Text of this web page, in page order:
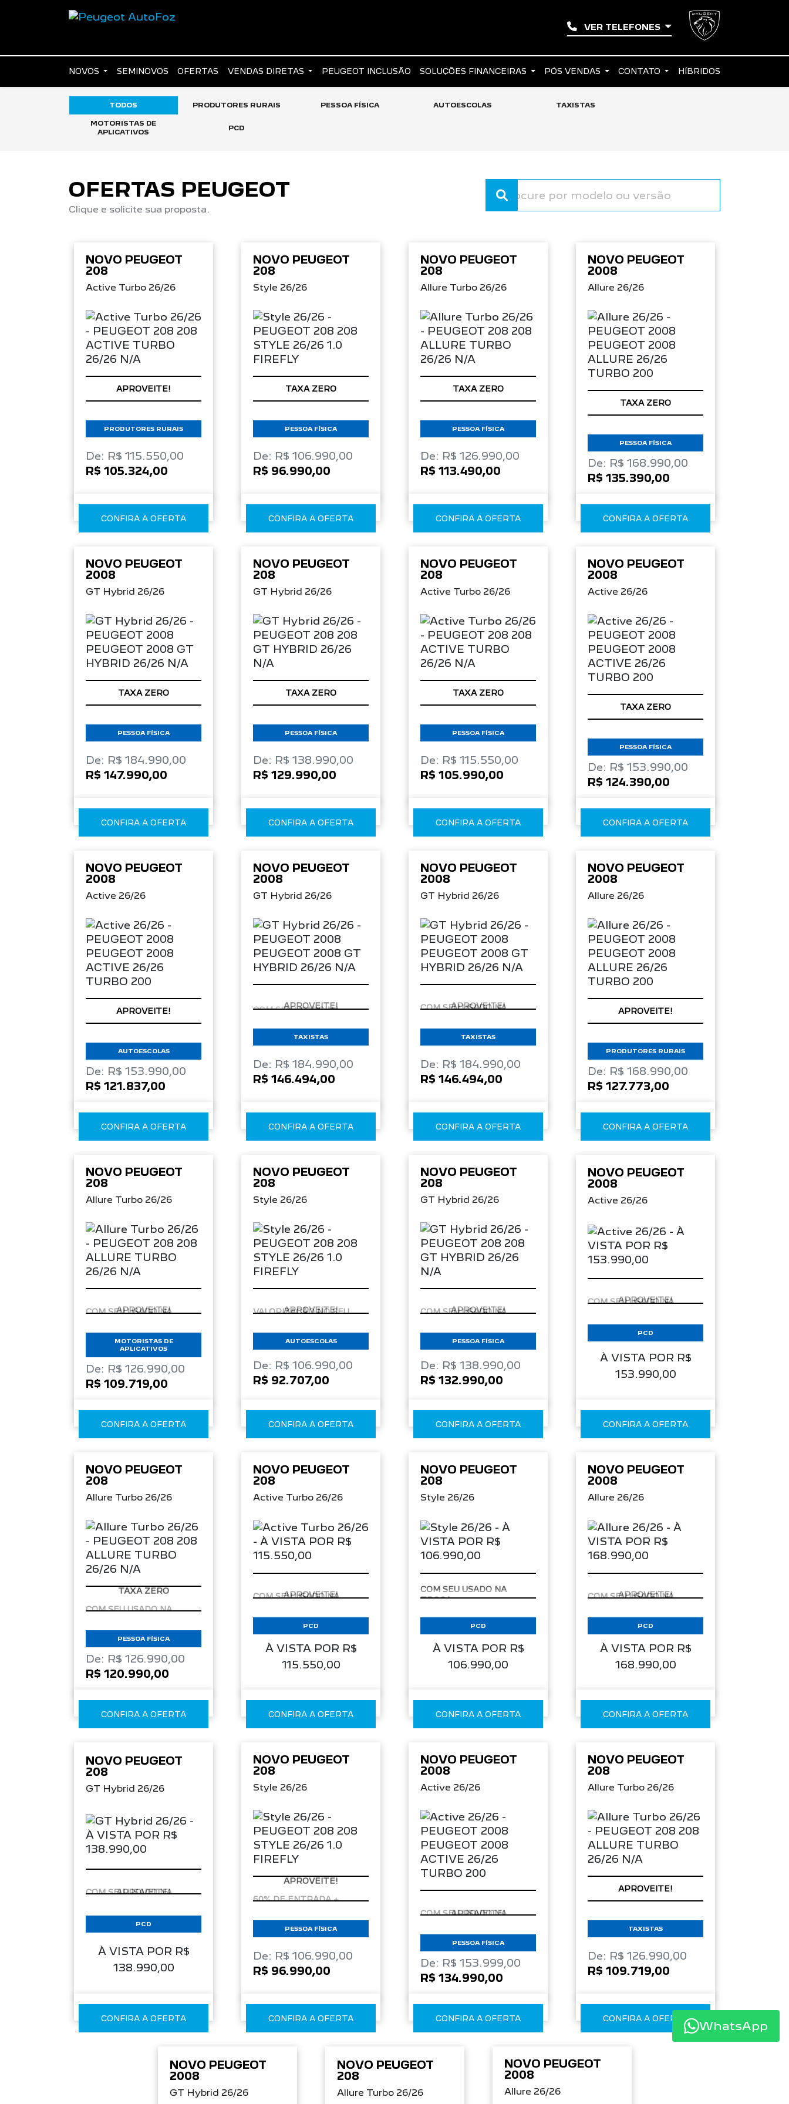
VER TELEFONES
NOVOS SEMINOVOS OFERTAS VENDAS DIRETAS PEUGEOT INCLUSÃO SOLUÇÕES FINANCEIRAS PÓS VENDAS CONTATO HÍBRIDOS
TODOS PRODUTORES RURAIS PESSOA FÍSICA AUTOESCOLAS TAXISTAS
MOTORISTAS DE
APLICATIVOS
PCD
OFERTAS PEUGEOT
Clique e solicite sua proposta.
NOVO PEUGEOT
208
Active Turbo 26/26
APROVEITE!
PRODUTORES RURAIS
De: R$ 115.550,00
R$ 105.324,00
CONFIRA A OFERTA
NOVO PEUGEOT
208
Style 26/26
TAXA ZERO
PESSOA FÍSICA
De: R$ 106.990,00
R$ 96.990,00
CONFIRA A OFERTA
NOVO PEUGEOT
208
Allure Turbo 26/26
TAXA ZERO
PESSOA FÍSICA
De: R$ 126.990,00
R$ 113.490,00
CONFIRA A OFERTA
NOVO PEUGEOT
2008
Allure 26/26
TAXA ZERO
PESSOA FÍSICA
De: R$ 168.990,00
R$ 135.390,00
CONFIRA A OFERTA
NOVO PEUGEOT
2008
GT Hybrid 26/26
TAXA ZERO
PESSOA FÍSICA
De: R$ 184.990,00
R$ 147.990,00
CONFIRA A OFERTA
NOVO PEUGEOT
208
GT Hybrid 26/26
TAXA ZERO
PESSOA FÍSICA
De: R$ 138.990,00
R$ 129.990,00
CONFIRA A OFERTA
NOVO PEUGEOT
208
Active Turbo 26/26
TAXA ZERO
PESSOA FÍSICA
De: R$ 115.550,00
R$ 105.990,00
CONFIRA A OFERTA
NOVO PEUGEOT
2008
Active 26/26
TAXA ZERO
PESSOA FÍSICA
De: R$ 153.990,00
R$ 124.390,00
CONFIRA A OFERTA
NOVO PEUGEOT
2008
Active 26/26
APROVEITE!
AUTOESCOLAS
De: R$ 153.990,00
R$ 121.837,00
CONFIRA A OFERTA
NOVO PEUGEOT
2008
GT Hybrid 26/26
TAXISTAS
De: R$ 184.990,00
R$ 146.494,00
CONFIRA A OFERTA
NOVO PEUGEOT
2008
GT Hybrid 26/26
TAXISTAS
De: R$ 184.990,00
R$ 146.494,00
CONFIRA A OFERTA
NOVO PEUGEOT
2008
Allure 26/26
APROVEITE!
PRODUTORES RURAIS
De: R$ 168.990,00
R$ 127.773,00
CONFIRA A OFERTA
NOVO PEUGEOT
208
Allure Turbo 26/26
MOTORISTAS DE
APLICATIVOS
De: R$ 126.990,00
R$ 109.719,00
CONFIRA A OFERTA
NOVO PEUGEOT
208
Style 26/26
AUTOESCOLAS
De: R$ 106.990,00
R$ 92.707,00
CONFIRA A OFERTA
NOVO PEUGEOT
208
GT Hybrid 26/26
PESSOA FÍSICA
De: R$ 138.990,00
R$ 132.990,00
CONFIRA A OFERTA
NOVO PEUGEOT
2008
Active 26/26
À VISTA POR R$
153.990,00
PCD
CONFIRA A OFERTA
NOVO PEUGEOT
208
Allure Turbo 26/26
PESSOA FÍSICA
De: R$ 126.990,00
R$ 120.990,00
CONFIRA A OFERTA
NOVO PEUGEOT
208
Active Turbo 26/26
À VISTA POR R$
115.550,00
PCD
CONFIRA A OFERTA
NOVO PEUGEOT
208
Style 26/26
TROCA
À VISTA POR R$
106.990,00
PCD
CONFIRA A OFERTA
NOVO PEUGEOT
2008
Allure 26/26
À VISTA POR R$
168.990,00
PCD
CONFIRA A OFERTA
NOVO PEUGEOT
208
GT Hybrid 26/26
À VISTA POR R$
138.990,00
PCD
CONFIRA A OFERTA
NOVO PEUGEOT
208
Style 26/26
PESSOA FÍSICA
De: R$ 106.990,00
R$ 96.990,00
CONFIRA A OFERTA
NOVO PEUGEOT
2008
Active 26/26
PESSOA FÍSICA
De: R$ 153.999,00
R$ 134.990,00
CONFIRA A OFERTA
NOVO PEUGEOT
208
Allure Turbo 26/26
APROVEITE!
TAXISTAS
De: R$ 126.990,00
R$ 109.719,00
CONFIRA A OFERTA
NOVO PEUGEOT
2008
GT Hybrid 26/26
NOVO PEUGEOT
208
Allure Turbo 26/26
NOVO PEUGEOT
2008
Allure 26/26
WhatsApp